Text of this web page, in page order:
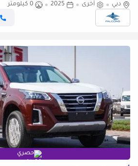
دبي
أخرى 2025
0 كيلومتر
حصري